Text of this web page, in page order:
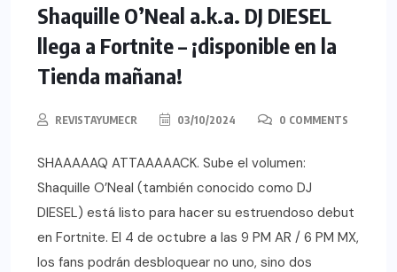
Shaquille O’Neal a.k.a. DJ DIESEL
llega a Fortnite – ¡disponible en la
Tienda mañana!
REVISTAYUMECR 03/10/2024 0 COMMENTS
SHAAAAAQ ATTAAAAACK. Sube el volumen:
Shaquille O’Neal (también conocido como DJ
DIESEL) está listo para hacer su estruendoso debut
en Fortnite. El 4 de octubre a las 9 PM AR / 6 PM MX,
los fans podrán desbloquear no uno, sino dos